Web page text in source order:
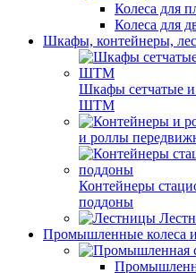
Колеса для
Колеса для
Шкафы, контейнеры,
Шкафы сетчатые
ШТМ
и роллы
Контейнеры
поддоны
Промышленные колеса